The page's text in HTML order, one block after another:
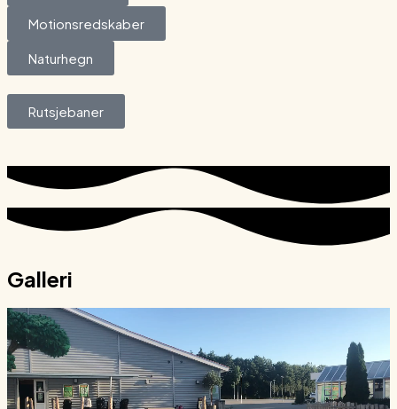
Motionsredskaber
Naturhegn
Rutsjebaner
Galleri